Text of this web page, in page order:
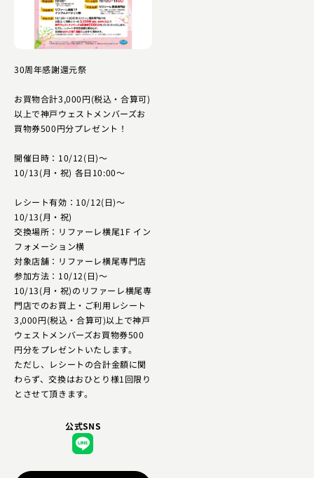
30周年感謝還元祭
お買物合計3,000円(税込・合算可)
以上で神戸ウェストメンバーズお
買物券500円分プレゼント！
開催日時：10/12(日)～
10/13(月・祝) 各日10:00～
レシート有効：10/12(日)～
10/13(月・祝)
交換場所：リファーレ横尾1F イン
フォメーション横
対象店舗：リファーレ横尾専門店
参加方法：10/12(日)～
10/13(月・祝)のリファーレ横尾専
門店でのお買上・ご利用レシート
3,000円(税込・合算可)以上で神戸
ウェストメンバーズお買物券500
円分をプレゼントいたします。
ただし、レシートの合計金額に関
わらず、交換はおひとり様1回限り
とさせて頂きます。
公式SNS